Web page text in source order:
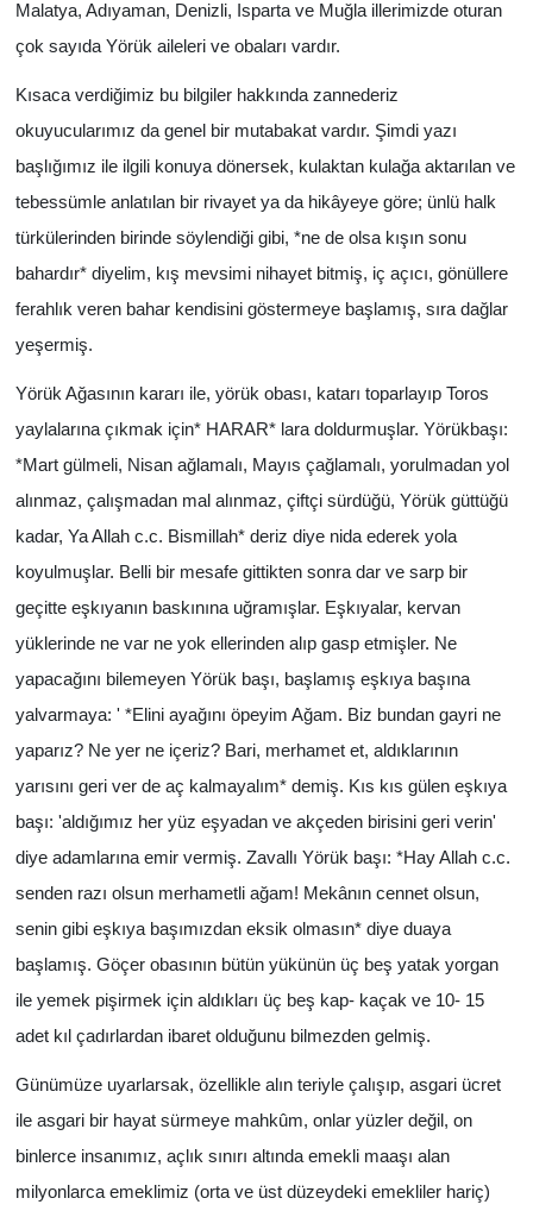
Malatya, Adıyaman, Denizli, Isparta ve Muğla illerimizde oturan
çok sayıda Yörük aileleri ve obaları vardır.
Kısaca verdiğimiz bu bilgiler hakkında zannederiz
okuyucularımız da genel bir mutabakat vardır. Şimdi yazı
başlığımız ile ilgili konuya dönersek, kulaktan kulağa aktarılan ve
tebessümle anlatılan bir rivayet ya da hikâyeye göre; ünlü halk
türkülerinden birinde söylendiği gibi, *ne de olsa kışın sonu
bahardır* diyelim, kış mevsimi nihayet bitmiş, iç açıcı, gönüllere
ferahlık veren bahar kendisini göstermeye başlamış, sıra dağlar
yeşermiş.
Yörük Ağasının kararı ile, yörük obası, katarı toparlayıp Toros
yaylalarına çıkmak için* HARAR* lara doldurmuşlar. Yörükbaşı:
*Mart gülmeli, Nisan ağlamalı, Mayıs çağlamalı, yorulmadan yol
alınmaz, çalışmadan mal alınmaz, çiftçi sürdüğü, Yörük güttüğü
kadar, Ya Allah c.c. Bismillah* deriz diye nida ederek yola
koyulmuşlar. Belli bir mesafe gittikten sonra dar ve sarp bir
geçitte eşkıyanın baskınına uğramışlar. Eşkıyalar, kervan
yüklerinde ne var ne yok ellerinden alıp gasp etmişler. Ne
yapacağını bilemeyen Yörük başı, başlamış eşkıya başına
yalvarmaya: ' *Elini ayağını öpeyim Ağam. Biz bundan gayri ne
yaparız? Ne yer ne içeriz? Bari, merhamet et, aldıklarının
yarısını geri ver de aç kalmayalım* demiş. Kıs kıs gülen eşkıya
başı: 'aldığımız her yüz eşyadan ve akçeden birisini geri verin'
diye adamlarına emir vermiş. Zavallı Yörük başı: *Hay Allah c.c.
senden razı olsun merhametli ağam! Mekânın cennet olsun,
senin gibi eşkıya başımızdan eksik olmasın* diye duaya
başlamış. Göçer obasının bütün yükünün üç beş yatak yorgan
ile yemek pişirmek için aldıkları üç beş kap- kaçak ve 10- 15
adet kıl çadırlardan ibaret olduğunu bilmezden gelmiş.
Günümüze uyarlarsak, özellikle alın teriyle çalışıp, asgari ücret
ile asgari bir hayat sürmeye mahkûm, onlar yüzler değil, on
binlerce insanımız, açlık sınırı altında emekli maaşı alan
milyonlarca emeklimiz (orta ve üst düzeydeki emekliler hariç)